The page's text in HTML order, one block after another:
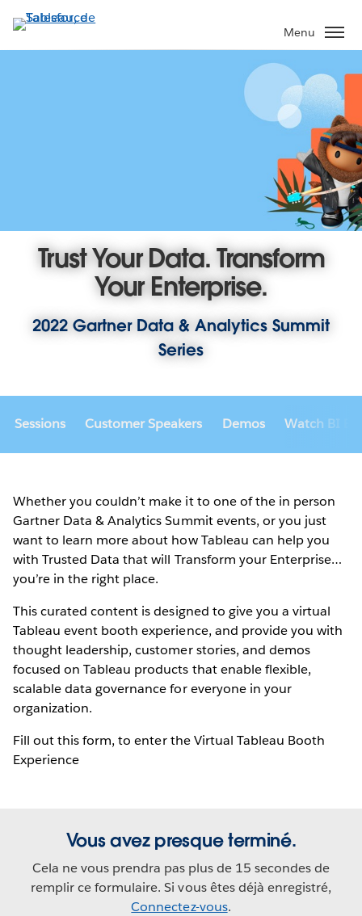
Aller
au
contenu
Menu
Trust Your Data. Transform
Your Enterprise.
2022 Gartner Data & Analytics Summit
Series
Sessions Customer Speakers Demos Watch BI
Whether you couldn’t make it to one of the in person
Gartner Data & Analytics Summit events, or you just
want to learn more about how Tableau can help you
with Trusted Data that will Transform your Enterprise…
you’re in the right place.
This curated content is designed to give you a virtual
Tableau event booth experience, and provide you with
thought leadership, customer stories, and demos
focused on Tableau products that enable flexible,
scalable data governance for everyone in your
organization.
Fill out this form, to enter the Virtual Tableau Booth
Experience
Vous avez presque terminé.
Cela ne vous prendra pas plus de 15 secondes de
remplir ce formulaire. Si vous êtes déjà enregistré,
Connectez-vous.